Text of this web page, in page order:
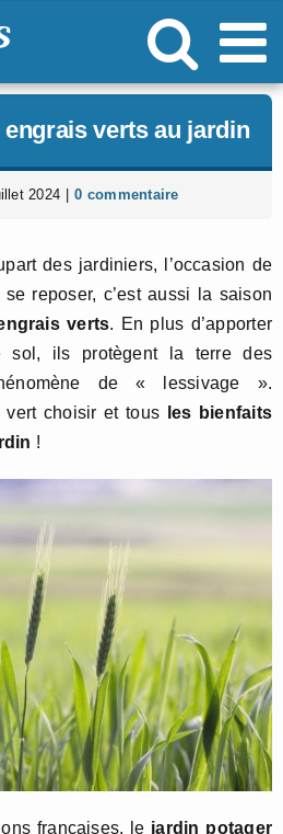
verts au jardin
2024 0 commentaire
des jardiniers, l’occasion de
reposer, c’est aussi la saison
verts. En plus d’apporter
sol, ils protègent la terre des
de « lessivage ».
vert choisir et tous
les bienfaits
!
françaises, le jardin potager